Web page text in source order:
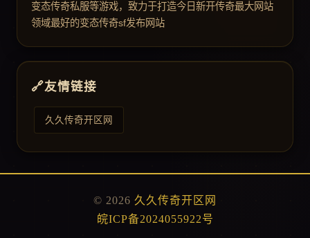
变态传奇私服等游戏，致力于打造今日新开传奇最大网站
领域最好的变态传奇sf发布网站
友情链接
久久传奇开区网
© 2026 久久传奇开区网
皖ICP备2024055922号